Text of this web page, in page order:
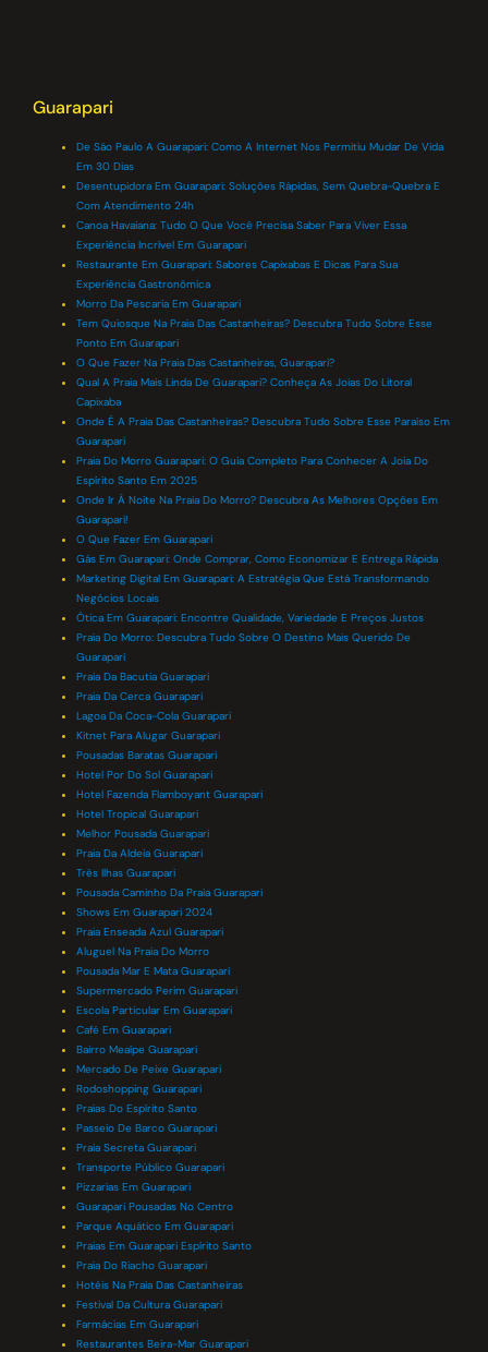
Guarapari
De São Paulo A Guarapari: Como A Internet Nos Permitiu Mudar De Vida
Em 30 Dias
Desentupidora Em Guarapari: Soluções Rápidas, Sem Quebra-Quebra E
Com Atendimento 24h
Canoa Havaiana: Tudo O Que Você Precisa Saber Para Viver Essa
Experiência Incrível Em Guarapari
Restaurante Em Guarapari: Sabores Capixabas E Dicas Para Sua
Experiência Gastronômica
Morro Da Pescaria Em Guarapari
Tem Quiosque Na Praia Das Castanheiras? Descubra Tudo Sobre Esse
Ponto Em Guarapari
O Que Fazer Na Praia Das Castanheiras, Guarapari?
Qual A Praia Mais Linda De Guarapari? Conheça As Joias Do Litoral
Capixaba
Onde É A Praia Das Castanheiras? Descubra Tudo Sobre Esse Paraíso Em
Guarapari
Praia Do Morro Guarapari: O Guia Completo Para Conhecer A Joia Do
Espírito Santo Em 2025
Onde Ir À Noite Na Praia Do Morro? Descubra As Melhores Opções Em
Guarapari!
O Que Fazer Em Guarapari
Gás Em Guarapari: Onde Comprar, Como Economizar E Entrega Rápida
Marketing Digital Em Guarapari: A Estratégia Que Está Transformando
Negócios Locais
Ótica Em Guarapari: Encontre Qualidade, Variedade E Preços Justos
Praia Do Morro: Descubra Tudo Sobre O Destino Mais Querido De
Guarapari
Praia Da Bacutia Guarapari
Praia Da Cerca Guarapari
Lagoa Da Coca-Cola Guarapari
Kitnet Para Alugar Guarapari
Pousadas Baratas Guarapari
Hotel Por Do Sol Guarapari
Hotel Fazenda Flamboyant Guarapari
Hotel Tropical Guarapari
Melhor Pousada Guarapari
Praia Da Aldeia Guarapari
Três Ilhas Guarapari
Pousada Caminho Da Praia Guarapari
Shows Em Guarapari 2024
Praia Enseada Azul Guarapari
Aluguel Na Praia Do Morro
Pousada Mar E Mata Guarapari
Supermercado Perim Guarapari
Escola Particular Em Guarapari
Café Em Guarapari
Bairro Meaípe Guarapari
Mercado De Peixe Guarapari
Rodoshopping Guarapari
Praias Do Espírito Santo
Passeio De Barco Guarapari
Praia Secreta Guarapari
Transporte Público Guarapari
Pizzarias Em Guarapari
Guarapari Pousadas No Centro
Parque Aquático Em Guarapari
Praias Em Guarapari Espírito Santo
Praia Do Riacho Guarapari
Hotéis Na Praia Das Castanheiras
Festival Da Cultura Guarapari
Farmácias Em Guarapari
Restaurantes Beira-Mar Guarapari